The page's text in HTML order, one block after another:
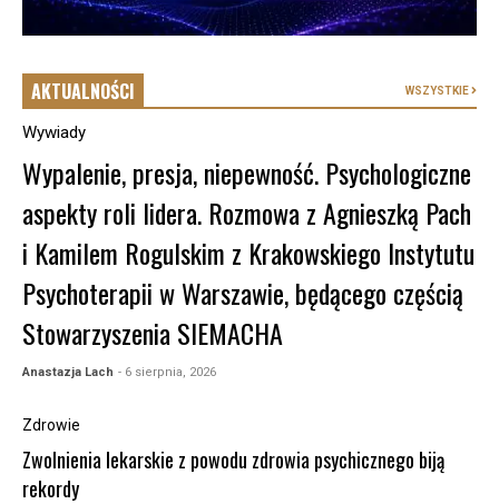
AKTUALNOŚCI WSZYSTKIE
Wywiady
Wypalenie, presja, niepewność. Psychologiczne
aspekty roli lidera. Rozmowa z Agnieszką Pach
i Kamilem Rogulskim z Krakowskiego Instytutu
Psychoterapii w Warszawie, będącego częścią
Stowarzyszenia SIEMACHA
Anastazja Lach - 6 sierpnia, 2026
Zdrowie
Zwolnienia lekarskie z powodu zdrowia psychicznego biją
rekordy